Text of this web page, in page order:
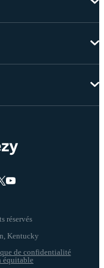
réservés
de confidentialité
équitable